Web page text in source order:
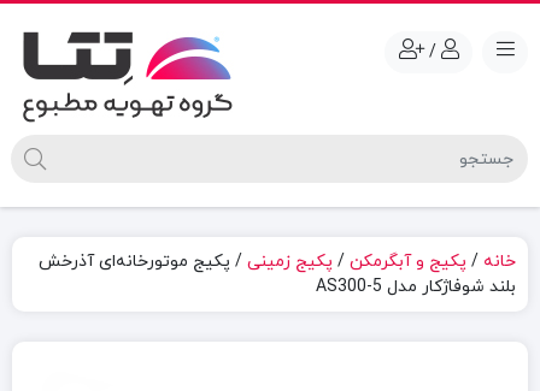
/
خانه / پکیج و آبگرمکن / پکیج زمینی / پکيج موتورخانه‌ای آذرخش
بلند شوفاژکار مدل AS300-5